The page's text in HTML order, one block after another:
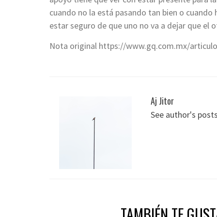
cuando no la está pasando tan bien o
estar seguro de que uno no va a dejar que el
Nota original https://www.gq.com.mx/
Aj Jitor
See author's